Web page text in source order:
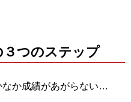
つのステップ
なか成績があがらない…